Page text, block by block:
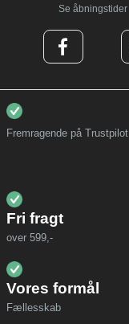
Se åbningstider
Fremragende på Trustpilot
Fri fragt
over 599,-
Vores formål
Fællesskab